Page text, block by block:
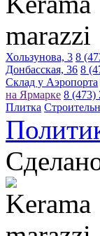
Хользунова, 3 8
Донбасская, 36 8
Склад у Аэропорта
на Ярмарке 8 (473)
Плитка